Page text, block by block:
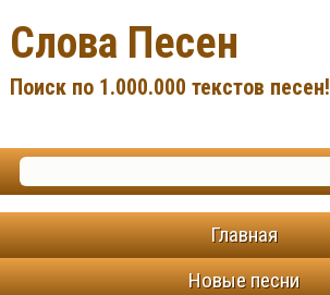
Слова Песен
Поиск по 1.000.000 текстов песен!
Главная
Новые песни